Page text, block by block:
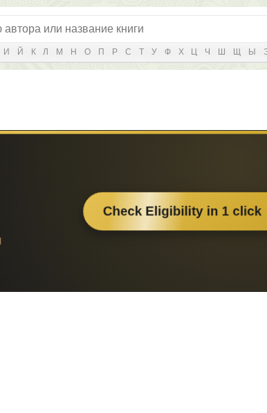
И Й К Л М Н О П Р С Т У Ф Х Ц Ч Ш Щ Ы